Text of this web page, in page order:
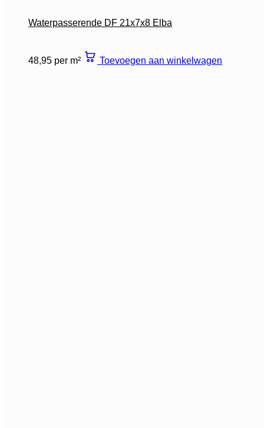
Waterpasserende DF 21x7x8 Elba
48,95 per m² Toevoegen aan winkelwagen